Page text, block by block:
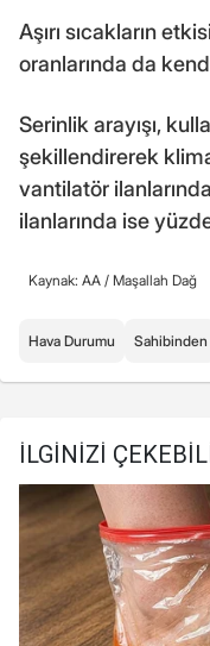
Aşırı sıcakların
oranlarında da
Serinlik arayışı,
şekillendirerek
vantilatör
ilanlarında ise
Kaynak: AA / Maşallah Dağ
Hava Durumu Sahibinden